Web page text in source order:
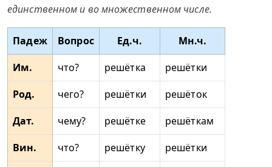
единственном и во множественном числе.
Падеж Вопрос Ед.ч.
Мн.ч.
Им.
что? решётка
решётки
Род.
чего? решётки
решёток
Дат.
чему? решётке
решёткам
Вин.
что? решётку
решётки